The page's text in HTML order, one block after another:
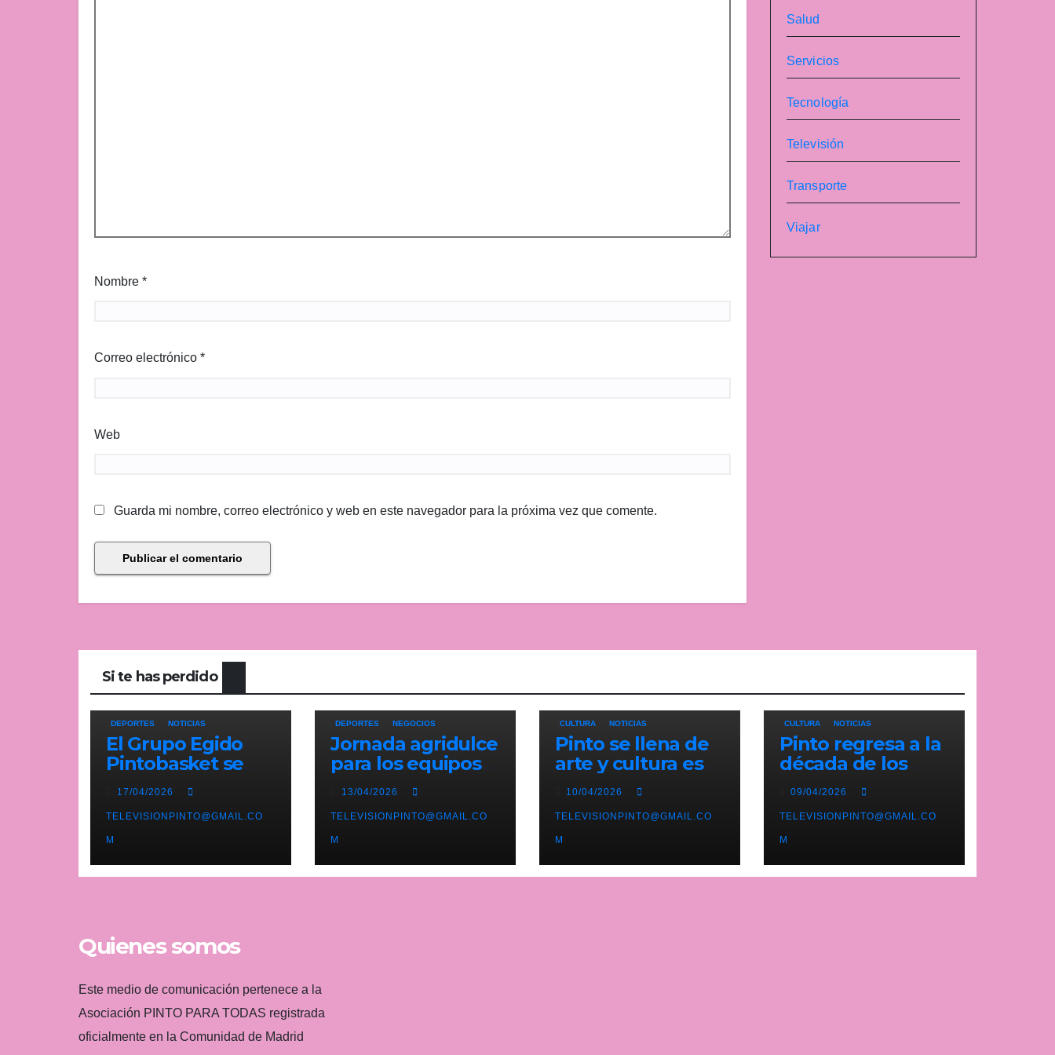
Nombre *
Correo electrónico *
Web
Guarda mi nombre, correo electrónico y web en este navegador para la próxima vez que comente.
Salud
Servicios
Tecnología
Televisión
Transporte
Viajar
Si te has perdido
DEPORTES NOTICIAS
El Grupo Egido
Pintobasket se
juega la
permanencia este
sábado en el
Príncipes de
Asturias
17/04/2026
TELEVISIONPINTO@GMAIL.CO
M
DEPORTES NEGOCIOS
Jornada agridulce
para los equipos
pinteños en
Preferente con el
liderato del
Atlético de Pinto
bajo amenaza
13/04/2026
TELEVISIONPINTO@GMAIL.CO
M
CULTURA NOTICIAS
Pinto se llena de
arte y cultura este
mes de abril con
una variada
programación de
exposiciones y
espectáculos
10/04/2026
TELEVISIONPINTO@GMAIL.CO
M
CULTURA NOTICIAS
Pinto regresa a la
década de los
noventa con su
tercera feria
temática y
deportiva
09/04/2026
TELEVISIONPINTO@GMAIL.CO
M
Quienes somos
Este medio de comunicación pertenece a la
Asociación PINTO PARA TODAS registrada
oficialmente en la Comunidad de Madrid